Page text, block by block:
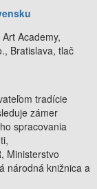
Academy,
Bratislava, tlač
tradície
zámer
spracovania
Ministerstvo
národná knižnica a